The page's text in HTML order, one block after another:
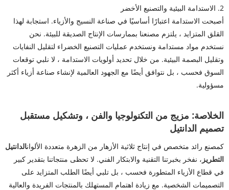
2. الاستدامة البيئية والتصنيع الأخضر
أصبحت الاستدامة اعتبارًا أساسيًا في صناعة النسيج والأزياء. استجابة لهذا
القلق المتزايد ، يلتزم مصنعنا بممارسات الإنتاج الصديقة للبيئة. نحن
نستخدم مواد مستدامة ونستخدم عمليات التصنيع الخضراء لتقليل النفايات
وتقليل البصمة البيئية. من خلال تحديد أولويات الاستدامة ، لا نلبي توقعات
السوق فحسب ، بل نتوافق أيضًا مع الجهود العالمية لإنشاء صناعة أزياء أكثر
مسؤولية.
الخلاصة: مزيج من التكنولوجيا والفن ، وتشكيل مستقبل
تصميم الدانتيل
كمصنع رائد متخصص في إنتاج ثلاثية الأزهار من الزهرة متعددة الألوانالدانتيل
التطريز ، نفخر بخبرتنا التقنية والابتكار الفني. لا تحظى منتجاتنا بتقدير كبير
في قطاع الأزياء المتطورة فحسب ، بل تلبي أيضًا الطلب المتزايد على
التصميمات الشخصية. مع زيادة اهتمام المستهلك بالمنتجات الفريدة والعالية